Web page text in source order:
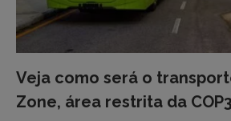
Veja como será o
Zone, área restrita da